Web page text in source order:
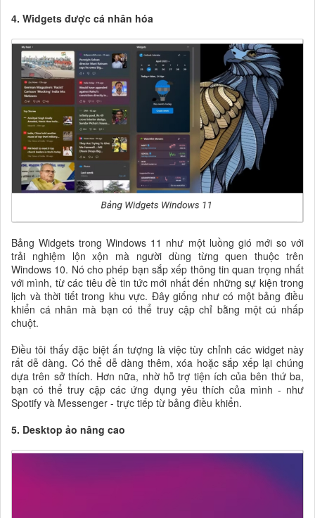
4. Widgets được cá nhân hóa
Bảng Widgets trong Windows 11 như một luồng gió mới so với
trải nghiệm lộn xộn mà người dùng từng quen thuộc trên
Windows 10. Nó cho phép bạn sắp xếp thông tin quan trọng nhất
với mình, từ các tiêu đề tin tức mới nhất đến những sự kiện trong
lịch và thời tiết trong khu vực. Đây giống như có một bảng điều
khiển cá nhân mà bạn có thể truy cập chỉ bằng một cú nhấp
chuột.
Điều tôi thấy đặc biệt ấn tượng là việc tùy chỉnh các widget này
rất dễ dàng. Có thể dễ dàng thêm, xóa hoặc sắp xếp lại chúng
dựa trên sở thích. Hơn nữa, nhờ hỗ trợ tiện ích của bên thứ ba,
bạn có thể truy cập các ứng dụng yêu thích của mình - như
Spotify và Messenger - trực tiếp từ bảng điều khiển.
5. Desktop ảo nâng cao